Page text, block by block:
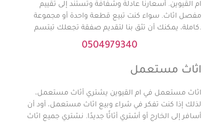
ام القيوين. أسعارنا عادلة وشفافة وتستند إلى تقييم
مفصل اثاث. سواء كنت تبيع قطعة واحدة أو مجموعة
كاملة، يمكنك أن تثق بنا لتقديم صفقة تجعلك تبتسم.
0504979340
اثاث مستعمل
اثاث مستعمل في ام القيوين يشتري أثاث مستعمل،
لذلك إذا كنت تفكر في شراء وبيع اثاث مستعمل، أود أن
أسافر إلى الخارج أو أشتري أثاثًا جديدًا. نشتري جميع اثاث